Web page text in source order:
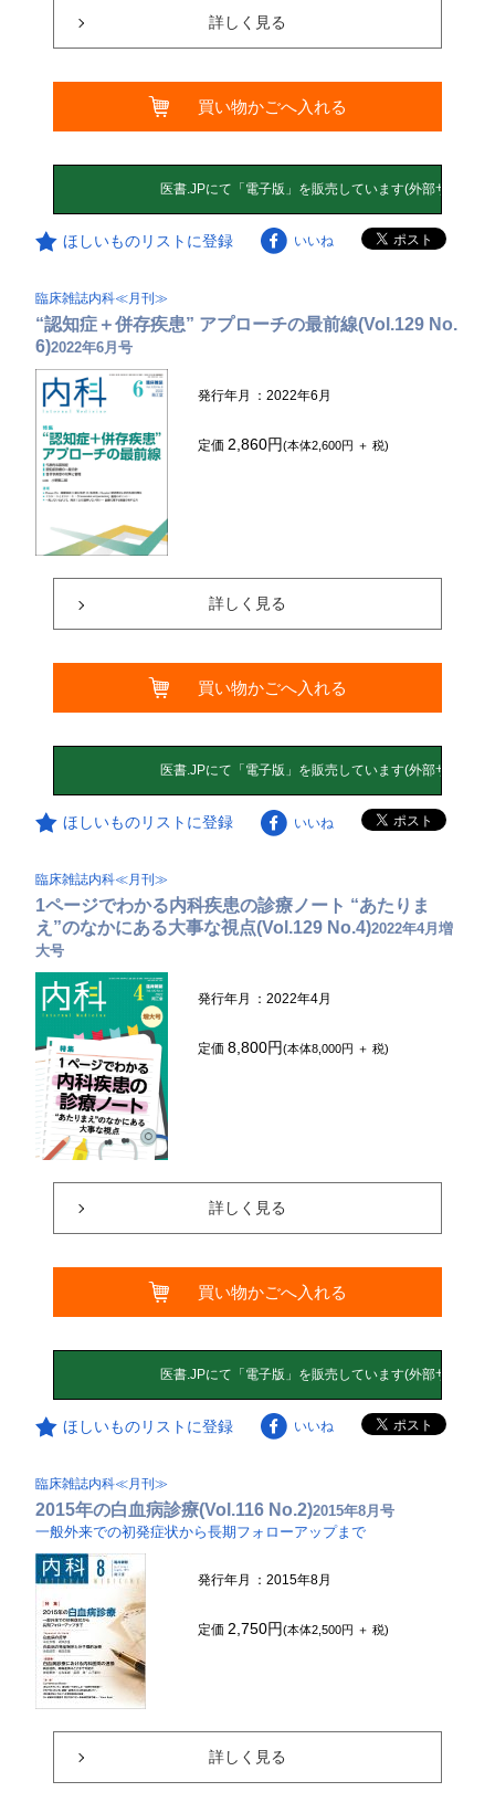
詳しく見る
買い物かごへ入れる
ほしいものリストに登録 いいね
臨床雑誌内科≪月刊≫
“認知症＋併存疾患” アプローチの最前線(Vol.129 No.
6)2022年6月号
発行年月 ：2022年6月
定価 2,860円(本体2,600円 ＋ 税)
詳しく見る
買い物かごへ入れる
ほしいものリストに登録 いいね
臨床雑誌内科≪月刊≫
1ページでわかる内科疾患の診療ノート “あたりま
え”のなかにある大事な視点(Vol.129 No.4)2022年4月増
大号
発行年月 ：2022年4月
定価8,800円(本体8,000円 ＋ 税)
詳しく見る
買い物かごへ入れる
ほしいものリストに登録 いいね
臨床雑誌内科≪月刊≫
2015年の白血病診療(Vol.116 No.2)2015年8月号
一般外来での初発症状から長期フォローアップまで
発行年月 ：2015年8月
定価 2,750円(本体2,500円 ＋ 税)
詳しく見る